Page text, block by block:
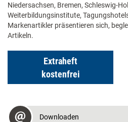
Niedersachsen, Bremen, Schleswig-
Weiterbildungsinstitute,
Markenartikler präsentieren sich,
Artikeln.
Extraheft
kostenfrei
Downloaden